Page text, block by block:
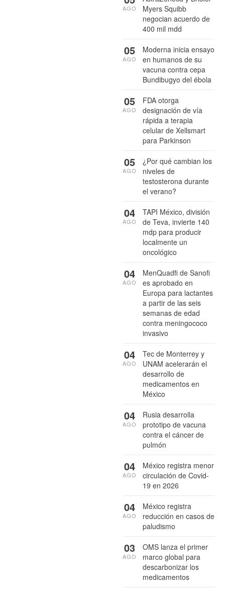
Myers Squibb
negocian acuerdo de
400 mil mdd
AGO
Moderna inicia ensayo
en humanos de su
vacuna contra cepa
Bundibugyo del ébola
05
AGO
FDA otorga
designación de vía
rápida a terapia
celular de Xellsmart
para Parkinson
05
AGO
¿Por qué cambian los
niveles de
testosterona durante
el verano?
05
AGO
TAPI México, división
de Teva, invierte 140
mdp para producir
localmente un
oncológico
04
AGO
MenQuadfi de Sanofi
es aprobado en
Europa para lactantes
a partir de las seis
semanas de edad
contra meningococo
invasivo
04
AGO
Tec de Monterrey y
UNAM acelerarán el
desarrollo de
medicamentos en
México
04
AGO
Rusia desarrolla
prototipo de vacuna
contra el cáncer de
pulmón
04
AGO
México registra menor
circulación de Covid-
19 en 2026
04
AGO
México registra
reducción en casos de
paludismo
04
AGO
OMS lanza el primer
marco global para
descarbonizar los
medicamentos
03
AGO